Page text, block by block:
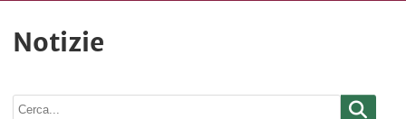
Notizie